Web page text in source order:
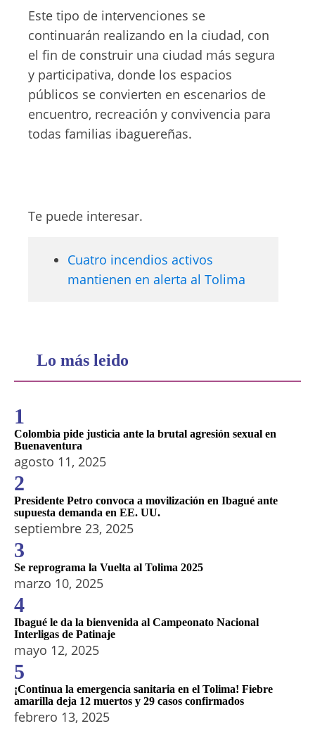
Este tipo de intervenciones se
continuarán realizando en la ciudad, con
el fin de construir una ciudad más segura
y participativa, donde los espacios
públicos se convierten en escenarios de
encuentro, recreación y convivencia para
todas familias ibaguereñas.
Te puede interesar.
Cuatro incendios activos
mantienen en alerta al Tolima
Lo más leido
1
Colombia pide justicia ante la brutal agresión sexual en
Buenaventura
agosto 11, 2025
2
Presidente Petro convoca a movilización en Ibagué ante
supuesta demanda en EE. UU.
septiembre 23, 2025
3
Se reprograma la Vuelta al Tolima 2025
marzo 10, 2025
4
Ibagué le da la bienvenida al Campeonato Nacional
Interligas de Patinaje
mayo 12, 2025
5
¡Continua la emergencia sanitaria en el Tolima! Fiebre
amarilla deja 12 muertos y 29 casos confirmados
febrero 13, 2025